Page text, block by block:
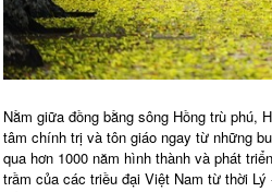
Nằm giữa đồng bằng sông Hồng trù phú,
tâm chính trị và tôn giáo ngay từ những
qua hơn 1000 năm hình thành và phát
trầm của các triều đại Việt Nam từ thời